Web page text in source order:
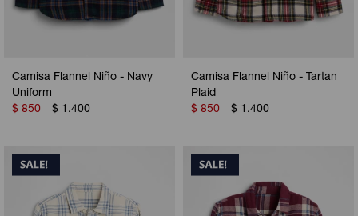
Camisa Flannel Niño - Navy
Uniform
$ 850 $ 1.400
Camisa Flannel Niño - Tartan
Plaid
$ 850 $ 1.400